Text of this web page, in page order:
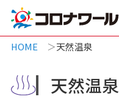
HOME 天然温泉
天然温泉